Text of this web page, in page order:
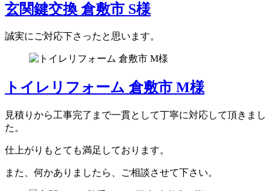
玄関鍵交換 倉敷市 S様
誠実にご対応下さったと思います。
トイレリフォーム 倉敷市 M様
見積りから工事完了まで一貫として丁寧に対応して頂きまし
た。
仕上がりもとても満足しております。
また、何かありましたら、ご相談させて下さい。